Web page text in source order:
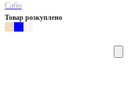
Сабо
Товар розкуплено